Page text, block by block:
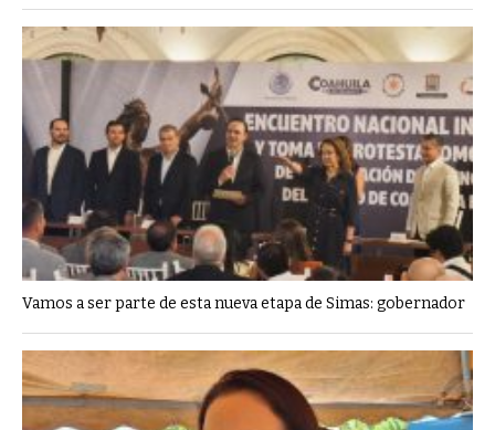
Vamos a ser parte de esta nueva etapa de Simas: gobernador